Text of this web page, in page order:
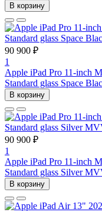
В корзину
90 900 ₽
1
Apple iPad Pro 11-inch
Standard glass Space
В корзину
90 900 ₽
1
Apple iPad Pro 11-inch
Standard glass Silver
В корзину